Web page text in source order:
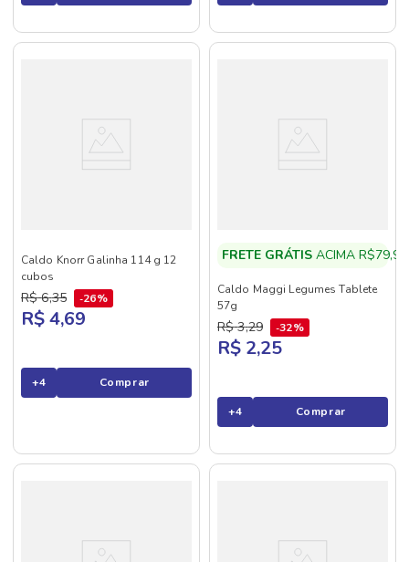
Caldo Knorr Galinha 114 g 12
cubos
R$ 6,35 26%
R$ 4,69
+4 Comprar
FRETE GRÁTIS ACIMA R$79,90
Caldo Maggi Legumes Tablete
57g
R$ 3,29 32%
R$ 2,25
+4 Comprar